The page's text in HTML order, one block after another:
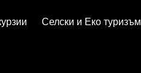
Селски и Еко туризъм